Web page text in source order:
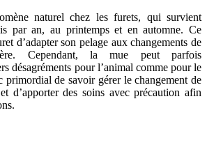
naturel chez les furets, qui survient
par an, au printemps et en automne. Ce
d’adapter son pelage aux changements de
Cependant, la mue peut parfois
désagréments pour l’animal comme pour le
primordial de savoir gérer le changement de
d’apporter des soins avec précaution afin